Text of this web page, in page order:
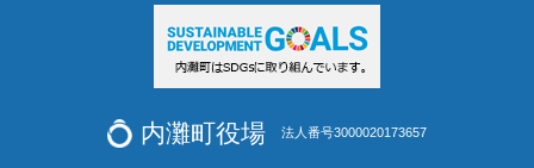
内灘町役場 法人番号3000020173657